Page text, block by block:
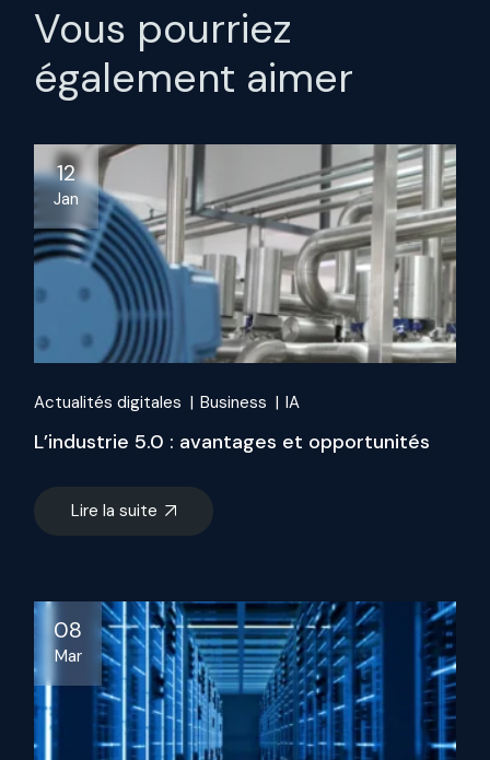
Vous pourriez
également aimer
12
Jan
Actualités digitales Business IA
L’industrie 5.0 : avantages et opportunités
Lire la suite
08
Mar